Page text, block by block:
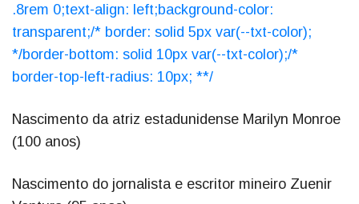
.8rem 0;text-align: left;background-color:
transparent;/* border: solid 5px var(--txt-color);
*/border-bottom: solid 10px var(--txt-color);/*
border-top-left-radius: 10px; **/
Nascimento da atriz estadunidense Marilyn Monroe
(100 anos)
Nascimento do jornalista e escritor mineiro Zuenir